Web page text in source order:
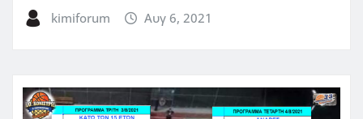
kimiforum Αυγ 6, 2021